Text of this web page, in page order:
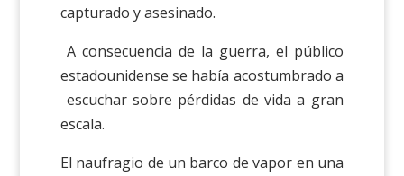
capturado y asesinado.
A consecuencia de la guerra, el público
estadounidense se había acostumbrado a
escuchar sobre pérdidas de vida a gran
escala.
El naufragio de un barco de vapor en una